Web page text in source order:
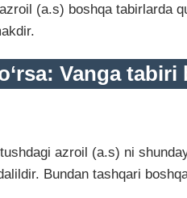
(a.s) boshqa tabirlarda
Vanga tabiri
azroil (a.s) ni
Bundan tashqari